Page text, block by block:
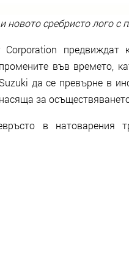
новото сребристо лого
предвиждат
във времето,
да се превърне в
за
в